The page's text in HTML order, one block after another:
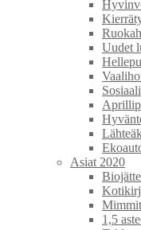
Uudet
Asiat 2020
1,5